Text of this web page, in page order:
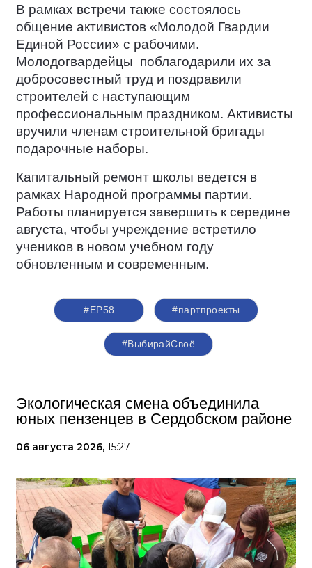
В рамках встречи также состоялось
общение активистов «Молодой Гвардии
Единой России» с рабочими.
Молодогвардейцы поблагодарили их за
добросовестный труд и поздравили
строителей с наступающим
профессиональным праздником. Активисты
вручили членам строительной бригады
подарочные наборы.
Капитальный ремонт школы ведется в
рамках Народной программы партии.
Работы планируется завершить к середине
августа, чтобы учреждение встретило
учеников в новом учебном году
обновленным и современным.
#ЕР58 #партпроекты
#ВыбирайСвоё
Экологическая смена объединила
юных пензенцев в Сердобском районе
06 августа 2026, 15:27